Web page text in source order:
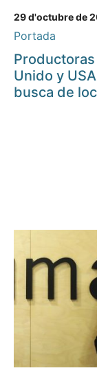
29 d'octubre de
Portada
Unido y
busca de